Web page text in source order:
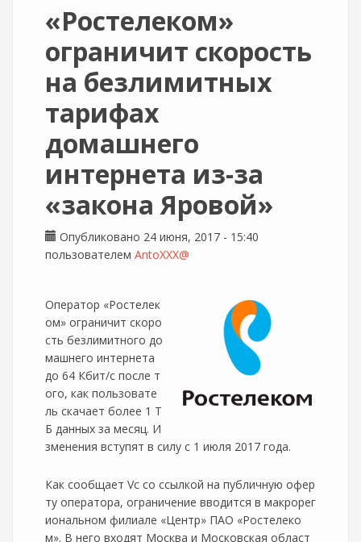
«Ростелеком»
ограничит скорость
на безлимитных
тарифах
домашнего
интернета из-за
«закона Яровой»
Опубликовано 24 июня, 2017 - 15:40
пользователем AntoXXX@
Оператор «Ростелек
ом» ограничит скоро
сть безлимитного до
машнего интернета
до 64 Кбит/с после т
ого, как пользовате
ль скачает более 1 Т
Б данных за месяц. И
зменения вступят в силу с 1 июля 2017 года.
Как сообщает Vc со ссылкой на публичную офер
ту оператора, ограничение вводится в макрорег
иональном филиале «Центр» ПАО «Ростелеко
м». В него входят Москва и Московская област